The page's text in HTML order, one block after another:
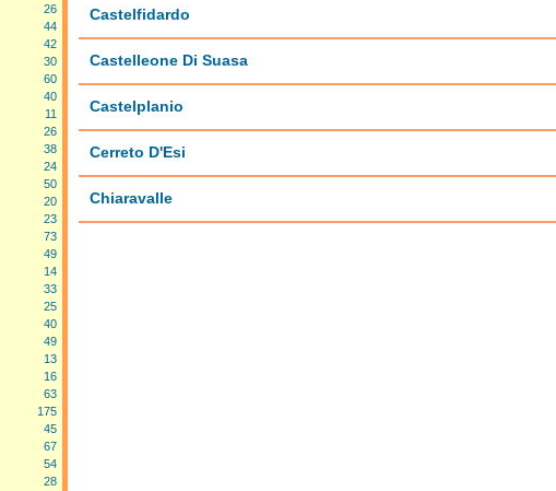
Castelfidardo
Castelleone Di Suasa
Castelplanio
Cerreto D'Esi
Chiaravalle
26
44
42
30
60
40
11
26
38
24
50
20
23
73
49
14
33
25
40
49
13
16
63
175
45
67
54
28